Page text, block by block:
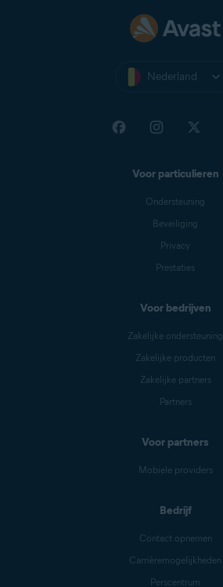
Nederland
Voor particulieren
Ondersteuning
Beveiliging
Privacy
Prestaties
Voor bedrijven
Zakelijke ondersteuning
Zakelijke producten
Zakelijke partners
Partners
Voor partners
Mobiele providers
Bedrijf
Contact opnemen
Carrièremogelijkheden
Perscentrum